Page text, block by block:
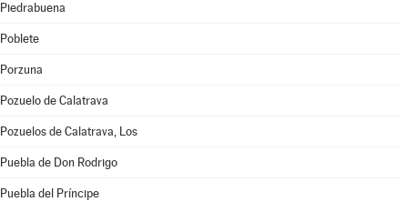
Piedrabuena
Poblete
Porzuna
Pozuelo de Calatrava
Pozuelos de Calatrava, Los
Puebla de Don Rodrigo
Puebla del Príncipe